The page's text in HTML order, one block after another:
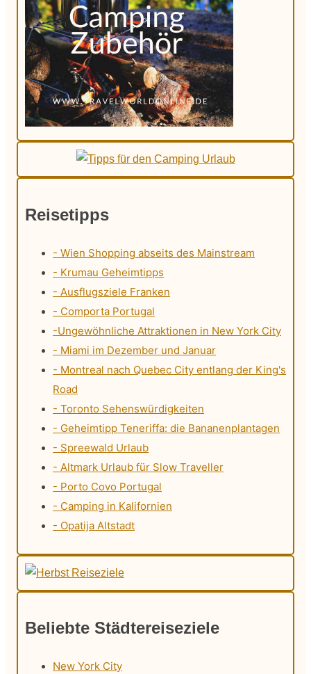
Reisetipps
- Wien Shopping abseits des Mainstream
- Krumau Geheimtipps
- Ausflugsziele Franken
- Comporta Portugal
-Ungewöhnliche Attraktionen in New York City
- Miami im Dezember und Januar
- Montreal nach Quebec City entlang der King's
Road
- Toronto Sehenswürdigkeiten
- Geheimtipp Teneriffa: die Bananenplantagen
- Spreewald Urlaub
- Altmark Urlaub für Slow Traveller
- Porto Covo Portugal
- Camping in Kalifornien
- Opatija Altstadt
Beliebte Städtereiseziele
New York City